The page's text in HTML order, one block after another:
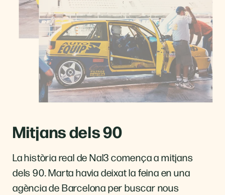
Mitjans dels 90
La història real de Nal3 comença a mitjans
dels 90. Marta havia deixat la feina en una
agència de Barcelona per buscar nous